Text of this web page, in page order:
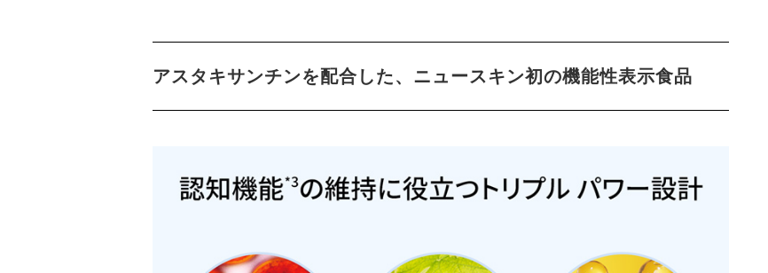
アスタキサンチンを配合した、ニュースキン初の機能性表示食品